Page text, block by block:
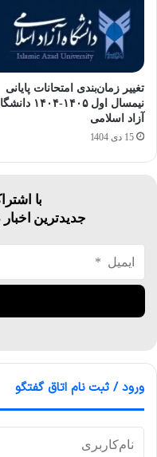
تغییر زمان‌بندی امتحانات پایانی
نیمسال اول ۱۴۰۵-۱۴۰۴
آزاد اسلامی
15 دی 1404
با
جدیدترین
ورود / ثبت نام اتاق گفتگو